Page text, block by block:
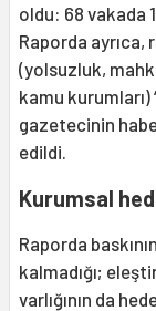
oldu: 68 vakada
Raporda
(yolsuzluk,
kamu kurumları)
gazetecinin
edildi.
Kurumsal
Raporda
kalmadığı;
varlığının da